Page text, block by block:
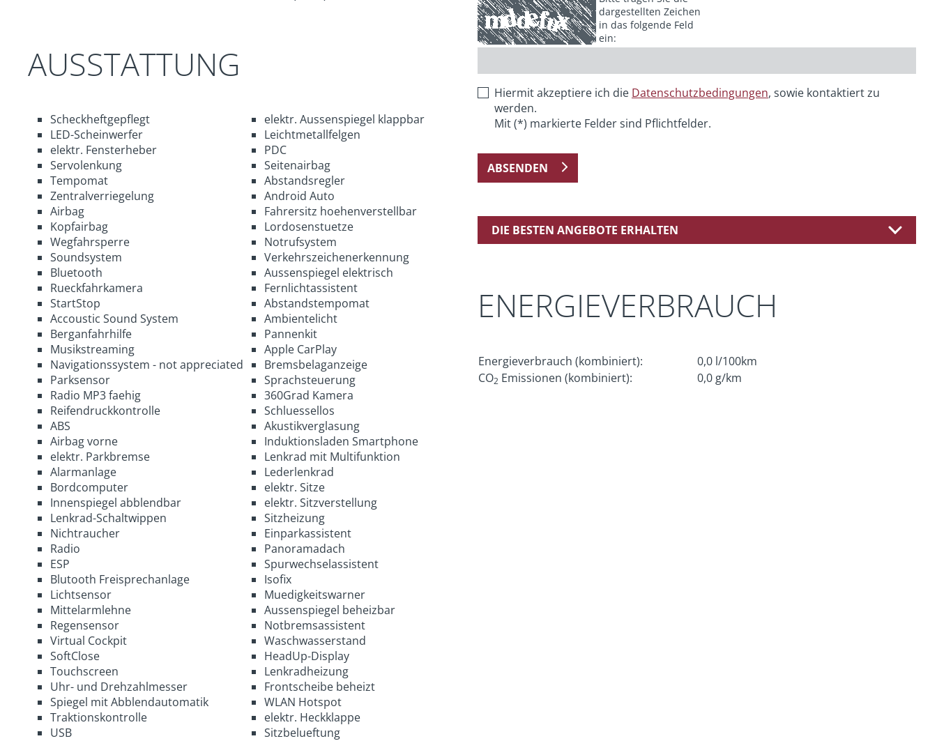
AUSSTATTUNG
Scheckheftgepflegt
LED-Scheinwerfer
elektr. Fensterheber
Servolenkung
Tempomat
Zentralverriegelung
Airbag
Kopfairbag
Wegfahrsperre
Soundsystem
Bluetooth
Rueckfahrkamera
StartStop
Accoustic Sound System
Berganfahrhilfe
Musikstreaming
Navigationssystem - not appreciated
Parksensor
Radio MP3 faehig
Reifendruckkontrolle
ABS
Airbag vorne
elektr. Parkbremse
Alarmanlage
Bordcomputer
Innenspiegel abblendbar
Lenkrad-Schaltwippen
Nichtraucher
Radio
ESP
Blutooth Freisprechanlage
Lichtsensor
Mittelarmlehne
Regensensor
Virtual Cockpit
SoftClose
Touchscreen
Uhr- und Drehzahlmesser
Spiegel mit Abblendautomatik
Traktionskontrolle
USB
elektr. Aussenspiegel klappbar
Leichtmetallfelgen
PDC
Seitenairbag
Abstandsregler
Android Auto
Fahrersitz hoehenverstellbar
Lordosenstuetze
Notrufsystem
Verkehrszeichenerkennung
Aussenspiegel elektrisch
Fernlichtassistent
Abstandstempomat
Ambientelicht
Pannenkit
Apple CarPlay
Bremsbelaganzeige
Sprachsteuerung
360Grad Kamera
Schluessellos
Akustikverglasung
Induktionsladen Smartphone
Lenkrad mit Multifunktion
Lederlenkrad
elektr. Sitze
elektr. Sitzverstellung
Sitzheizung
Einparkassistent
Panoramadach
Spurwechselassistent
Isofix
Muedigkeitswarner
Aussenspiegel beheizbar
Notbremsassistent
Waschwasserstand
HeadUp-Display
Lenkradheizung
Frontscheibe beheizt
WLAN Hotspot
elektr. Heckklappe
Sitzbelueftung
dargestellten Zeichen
in das folgende Feld
ein:
Hiermit akzeptiere ich die Datenschutzbedingungen, sowie kontaktiert zu
werden.
Mit (*) markierte Felder sind Pflichtfelder.
ABSENDEN
DIE BESTEN ANGEBOTE ERHALTEN
ENERGIEVERBRAUCH
Energieverbrauch (kombiniert):
0,0 l/100km
CO2 Emissionen (kombiniert): 0,0 g/km